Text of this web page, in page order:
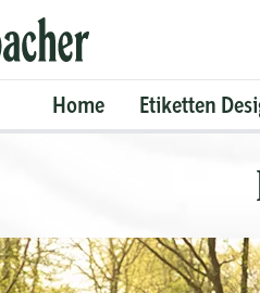
Home Etiketten